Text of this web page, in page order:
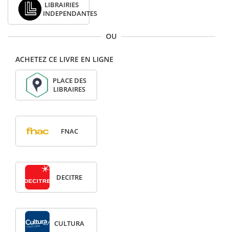
LIBRAIRIES
INDEPENDANTES
OU
ACHETEZ CE LIVRE EN LIGNE
PLACE DES
LIBRAIRES
FNAC
DECITRE
CULTURA